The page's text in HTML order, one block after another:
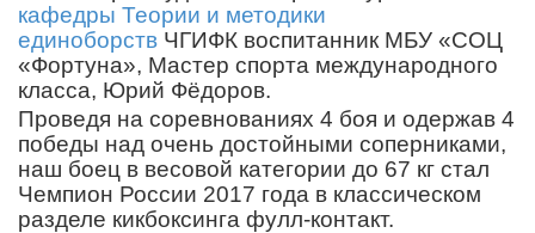
кафедры Теории и методики
единоборств ЧГИФК воспитанник МБУ «СОЦ
«Фортуна», Мастер спорта международного
класса, Юрий Фёдоров.
Проведя на соревнованиях 4 боя и одержав 4
победы над очень достойными соперниками,
наш боец в весовой категории до 67 кг стал
Чемпион России 2017 года в классическом
разделе кикбоксинга фулл-контакт.